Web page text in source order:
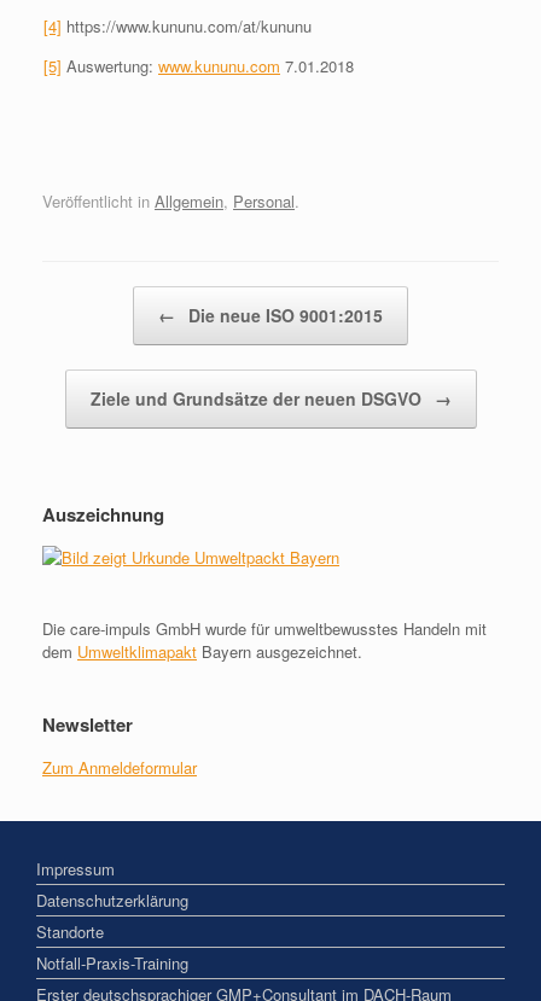
[4] https://www.kununu.com/at/kununu
[5] Auswertung: www.kununu.com 7.01.2018
Veröffentlicht in Allgemein, Personal.
← Die neue ISO 9001:2015
Ziele und Grundsätze der neuen DSGVO →
Auszeichnung
Die care-impuls GmbH wurde für umweltbewusstes Handeln mit
dem Umweltklimapakt Bayern ausgezeichnet.
Newsletter
Zum Anmeldeformular
Impressum
Datenschutzerklärung
Standorte
Notfall-Praxis-Training
Erster deutschsprachiger GMP+Consultant im DACH-Raum